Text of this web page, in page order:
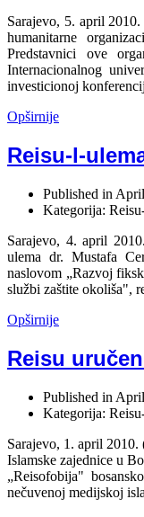
Sarajevo, 5. april
humanitarne
Predstavnici ove
Internacionalnog
investicionoj
Opširnije
Reisu-l-
Published in
Kategorija:
Sarajevo, 4. april
ulema dr. Mustafa
naslovom „Razvoj
službi zaštite okoliša",
Opširnije
Reisu
Published in
Kategorija:
Sarajevo, 1. april
Islamske zajednice u
„Reisofobija"
nečuvenoj medijskoj